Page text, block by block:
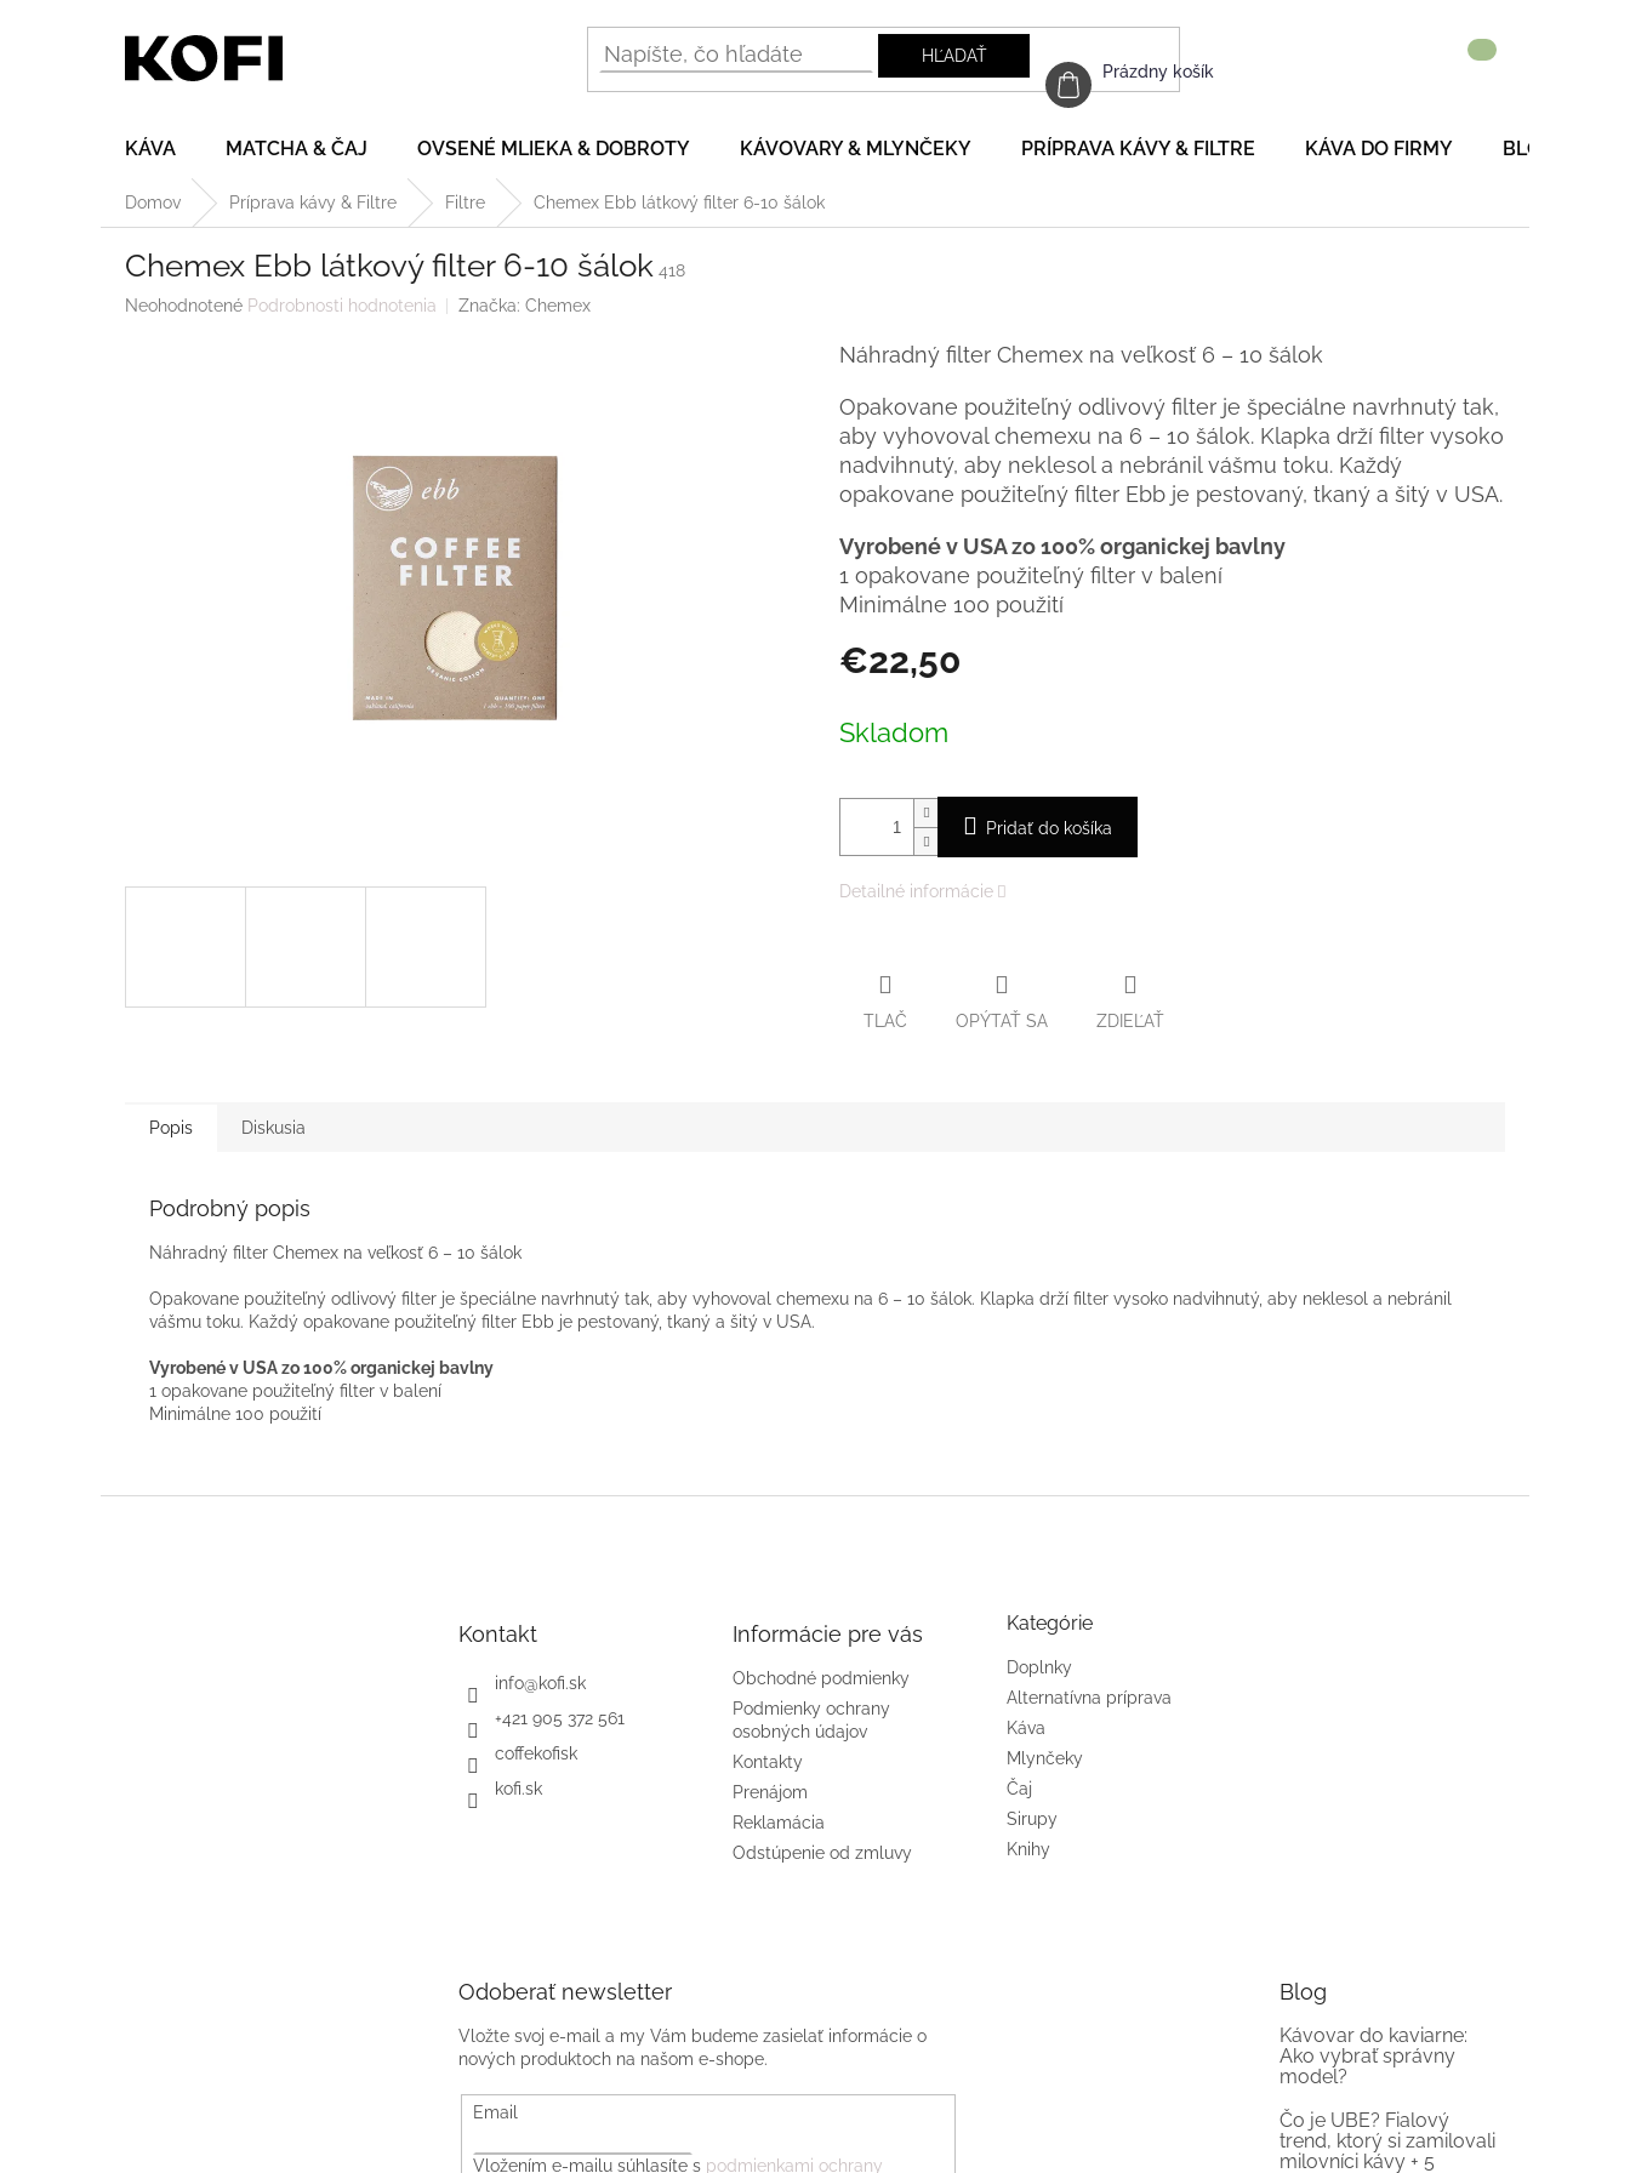
HĽADAŤ
NÁKUPNÝ
KOŠÍK
Prázdny košík
KÁVA MATCHA & ČAJ OVSENÉ MLIEKA & DOBROTY KÁVOVARY & MLYNČEKY PRÍPRAVA KÁVY & FILTRE KÁVA DO FIRMY BLOG
Domov Príprava kávy & Filtre Filtre Chemex Ebb látkový filter 6-10 šálok
Chemex Ebb látkový filter 6-10 šálok 418
Priemerné
Neohodnotené Podrobnosti hodnotenia Značka: Chemex
€22,50
cena:
Skladom
Pridať do košíka
Náhradný filter Chemex na veľkosť 6 – 10 šálok
Opakovane použiteľný odlivový filter je špeciálne navrhnutý tak,
aby vyhovoval chemexu na 6 – 10 šálok. Klapka drží filter vysoko
nadvihnutý, aby neklesol a nebránil vášmu toku. Každý
opakovane použiteľný filter Ebb je pestovaný, tkaný a šitý v USA.
Vyrobené v USA zo 100% organickej bavlny
1 opakovane použiteľný filter v balení
Minimálne 100 použití
Detailné informácie
TLAČ OPÝTAŤ SA ZDIEĽAŤ
Popis Diskusia
Podrobný popis
Náhradný filter Chemex na veľkosť 6 – 10 šálok
Opakovane použiteľný odlivový filter je špeciálne navrhnutý tak, aby vyhovoval chemexu na 6 – 10 šálok. Klapka drží filter vysoko nadvihnutý, aby neklesol a nebránil
vášmu toku. Každý opakovane použiteľný filter Ebb je pestovaný, tkaný a šitý v USA.
Vyrobené v USA zo 100% organickej bavlny
1 opakovane použiteľný filter v balení
Minimálne 100 použití
Kontakt
info@kofi.sk
+421 905 372 561
coffekofisk
kofi.sk
Informácie pre vás
Obchodné podmienky
Podmienky ochrany
osobných údajov
Kontakty
Prenájom
Reklamácia
Odstúpenie od zmluvy
Kategórie
Doplnky
Alternatívna príprava
Káva
Mlynčeky
Čaj
Sirupy
Knihy
Odoberať newsletter
Vložte svoj e-mail a my Vám budeme zasielať informácie o
nových produktoch na našom e-shope.
Email
Vložením e-mailu súhlasíte s podmienkami ochrany
Blog
Kávovar do kaviarne:
Ako vybrať správny
model?
Čo je UBE? Fialový
trend, ktorý si zamilovali
milovníci kávy + 5